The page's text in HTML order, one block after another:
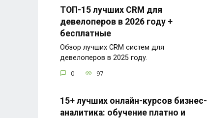
ТОП-15 лучших CRM для
девелоперов в 2026 году +
бесплатные
Обзор лучших CRM систем для
девелоперов в 2025 году.
0 97
15+ лучших онлайн-курсов бизнес-
аналитика: обучение платно и